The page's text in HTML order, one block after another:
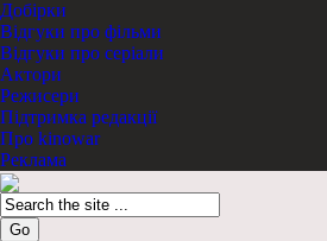
Добірки
Відгуки про фільми
Відгуки про серіали
Актори
Режисери
Підтримка редакції
Про kinowar
Реклама
Go